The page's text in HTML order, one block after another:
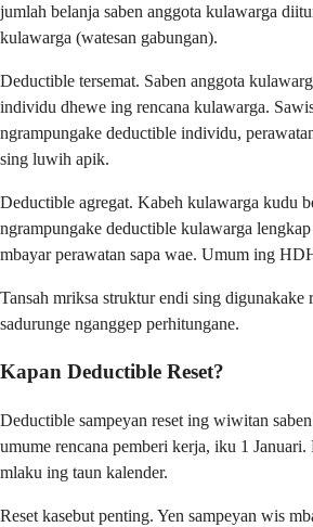
jumlah belanja saben anggota kulawarga
kulawarga (watesan gabungan).
Deductible tersemat. Saben anggota
individu dhewe ing rencana kulawarga.
ngrampungake deductible individu,
sing luwih apik.
Deductible agregat. Kabeh kulawarga kudu
ngrampungake deductible kulawarga lengkap
mbayar perawatan sapa wae. Umum ing
Tansah mriksa struktur endi sing digunakake
sadurunge nganggep perhitungane.
Kapan Deductible Reset?
Deductible sampeyan reset ing wiwitan
umume rencana pemberi kerja, iku 1 Januari.
mlaku ing taun kalender.
Reset kasebut penting. Yen sampeyan wis